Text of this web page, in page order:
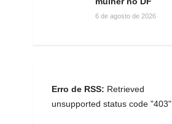
6 de agosto de 2026
Erro de RSS: Retrieved
unsupported status code "403"